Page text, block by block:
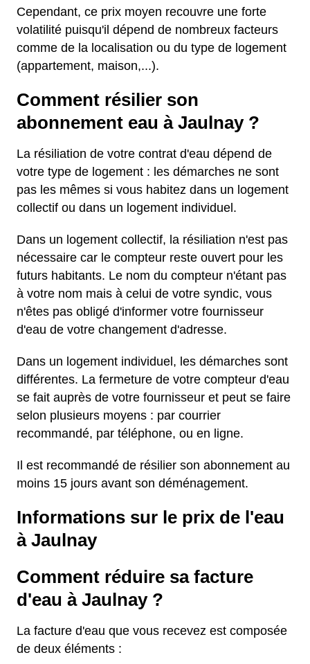
Cependant, ce prix moyen recouvre une forte
volatilité puisqu'il dépend de nombreux facteurs
comme de la localisation ou du type de logement
(appartement, maison,...).
Comment résilier son
abonnement eau à Jaulnay ?
La résiliation de votre contrat d'eau dépend de
votre type de logement : les démarches ne sont
pas les mêmes si vous habitez dans un logement
collectif ou dans un logement individuel.
Dans un logement collectif, la résiliation n'est pas
nécessaire car le compteur reste ouvert pour les
futurs habitants. Le nom du compteur n'étant pas
à votre nom mais à celui de votre syndic, vous
n'êtes pas obligé d'informer votre fournisseur
d'eau de votre changement d'adresse.
Dans un logement individuel, les démarches sont
différentes. La fermeture de votre compteur d'eau
se fait auprès de votre fournisseur et peut se faire
selon plusieurs moyens : par courrier
recommandé, par téléphone, ou en ligne.
Il est recommandé de résilier son abonnement au
moins 15 jours avant son déménagement.
Informations sur le prix de l'eau
à Jaulnay
Comment réduire sa facture
d'eau à Jaulnay ?
La facture d'eau que vous recevez est composée
de deux éléments :